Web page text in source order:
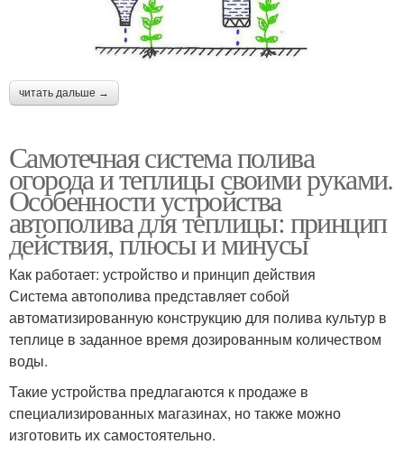
читать дальше →
Самотечная система полива
огорода и теплицы своими руками.
Особенности устройства
автополива для теплицы: принцип
действия, плюсы и минусы
Как работает: устройство и принцип действия
Система автополива представляет собой
автоматизированную конструкцию для полива культур в
теплице в заданное время дозированным количеством
воды.
Такие устройства предлагаются к продаже в
специализированных магазинах, но также можно
изготовить их самостоятельно.